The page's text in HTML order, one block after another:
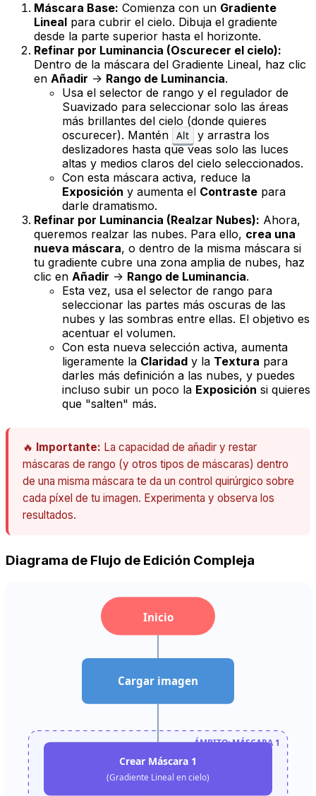
Máscara Base: Comienza con un Gradiente
Lineal para cubrir el cielo. Dibuja el gradiente
desde la parte superior hasta el horizonte.
Refinar por Luminancia (Oscurecer el cielo):
Dentro de la máscara del Gradiente Lineal, haz clic
en Añadir -> Rango de Luminancia.
Usa el selector de rango y el regulador de
Suavizado para seleccionar solo las áreas
más brillantes del cielo (donde quieres
oscurecer). Mantén
Alt
y arrastra los
deslizadores hasta que veas solo las luces
altas y medios claros del cielo seleccionados.
Con esta máscara activa, reduce la
Exposición y aumenta el Contraste para
darle dramatismo.
Refinar por Luminancia (Realzar Nubes): Ahora,
queremos realzar las nubes. Para ello, crea una
nueva máscara, o dentro de la misma máscara si
tu gradiente cubre una zona amplia de nubes, haz
clic en Añadir -> Rango de Luminancia.
Esta vez, usa el selector de rango para
seleccionar las partes más oscuras de las
nubes y las sombras entre ellas. El objetivo es
acentuar el volumen.
Con esta nueva selección activa, aumenta
ligeramente la Claridad y la Textura para
darles más definición a las nubes, y puedes
incluso subir un poco la Exposición si quieres
que "salten" más.
🔥 Importante: La capacidad de añadir y restar
máscaras de rango (y otros tipos de máscaras) dentro
de una misma máscara te da un control quirúrgico sobre
cada píxel de tu imagen. Experimenta y observa los
resultados.
Diagrama de Flujo de Edición Compleja
ÁMBITO: MÁSCARA 1
Inicio
Cargar imagen
Crear Máscara 1
(Gradiente Lineal en cielo)